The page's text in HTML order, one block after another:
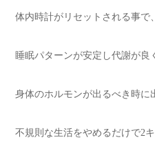
体内時計がリセットされる事で、
睡眠パターンが安定し代謝が良
身体のホルモンが出るべき時に
不規則な生活をやめるだけで2